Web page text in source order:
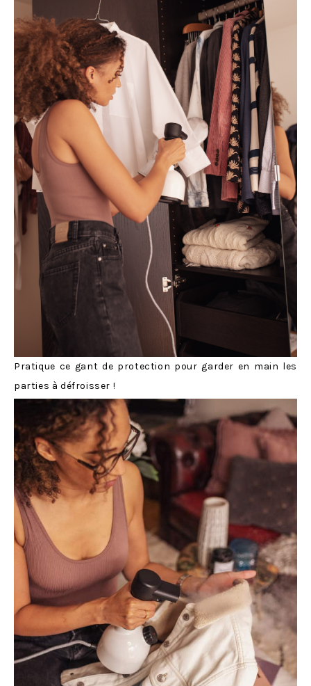
Pratique ce gant de protection pour garder en main les
parties à défroisser !